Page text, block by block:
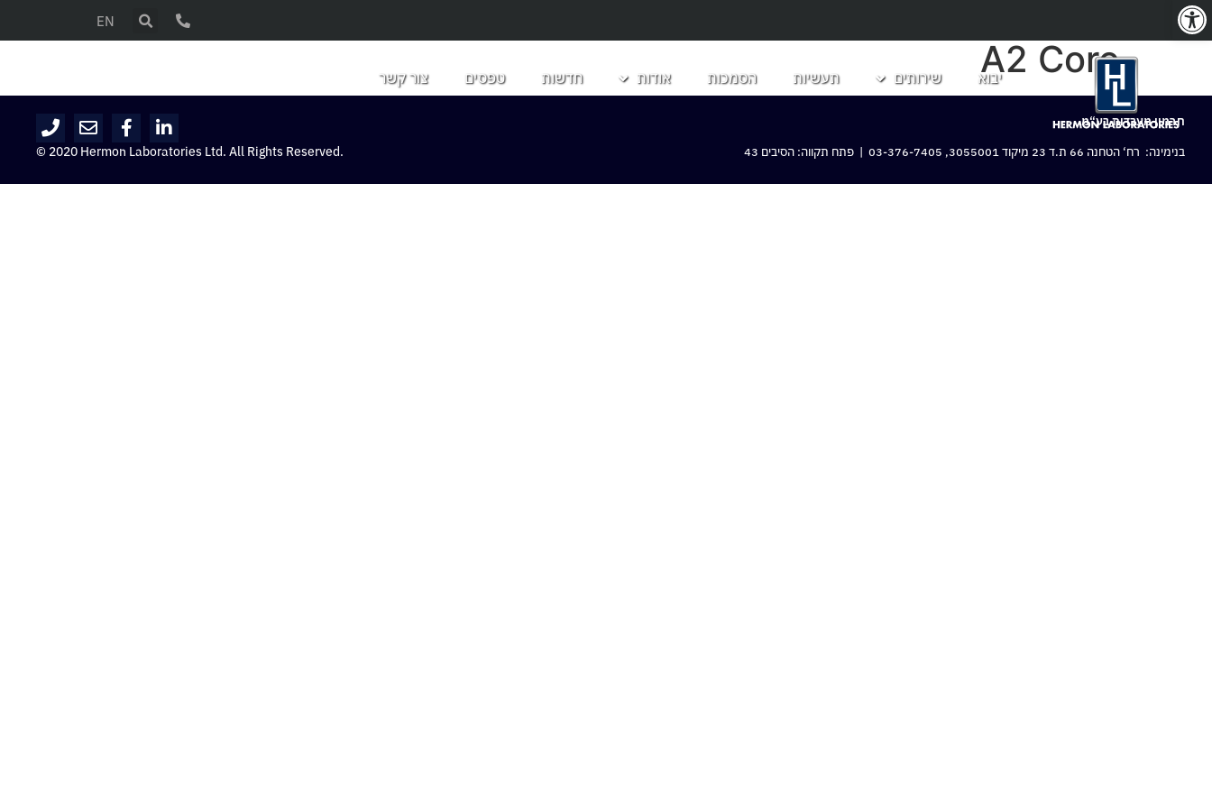
EN
יבוא שירותים תעשיות הסמכות אודות חדשות טפסים צור קשר A2 Core
חרמון מעבדות בע“מ
בנימינה: רח‘ הטחנה 66 ת.ד 23 מיקוד 3055001,
03-376-7405 | פתח תקווה: הסיבים 43 © 2020 Hermon Laboratories Ltd. All Rights Reserved.